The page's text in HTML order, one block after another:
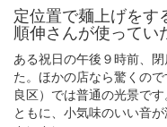
定位置で麺上げをす
順伸さんが使ってい
ある祝日の午後９時前、
た。ほかの店なら驚くの
良区）では普通の光景で
ともに、小気味のいい音